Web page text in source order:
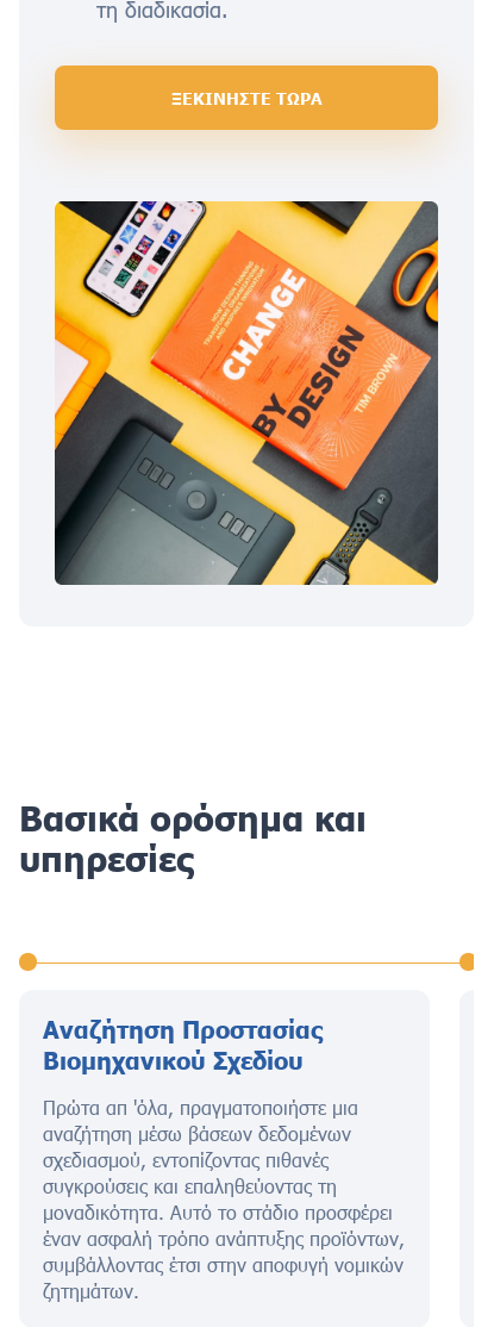
τη διαδικασία.
ΞΕΚΙΝΗΣΤΕ ΤΩΡΑ
Βασικά ορόσημα και
υπηρεσίες
Αναζήτηση Προστασίας
Βιομηχανικού Σχεδίου
Πρώτα απ 'όλα, πραγματοποιήστε μια
αναζήτηση μέσω βάσεων δεδομένων
σχεδιασμού, εντοπίζοντας πιθανές
συγκρούσεις και επαληθεύοντας τη
μοναδικότητα. Αυτό το στάδιο προσφέρει
έναν ασφαλή τρόπο ανάπτυξης προϊόντων,
συμβάλλοντας έτσι στην αποφυγή νομικών
ζητημάτων.